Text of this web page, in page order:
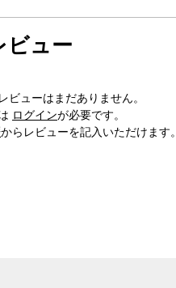
ビュー
ビューはまだありません。
ログインが必要です。
からレビューを記入いただけます。